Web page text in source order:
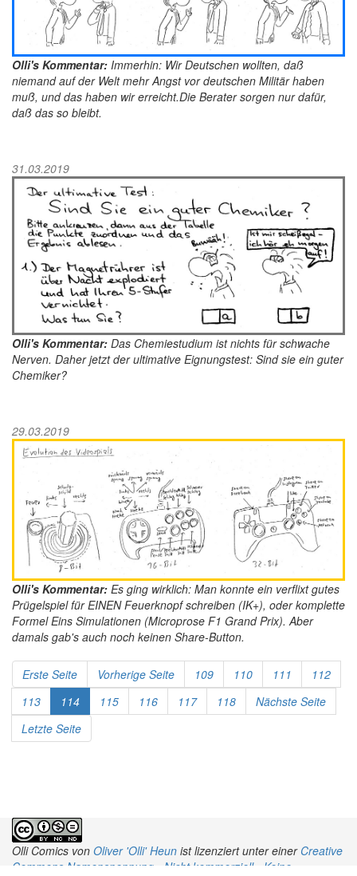
Olli's Kommentar: Immerhin: Wir Deutschen wollten, daß
niemand auf der Welt mehr Angst vor deutschen Militär haben
muß, und das haben wir erreicht.Die Berater sorgen nur dafür,
daß das so bleibt.
31.03.2019
Olli's Kommentar: Das Chemiestudium ist nichts für schwache
Nerven. Daher jetzt der ultimative Eignungstest: Sind sie ein guter
Chemiker?
29.03.2019
Olli's Kommentar: Es ging wirklich: Man konnte ein verflixt gutes
Prügelspiel für EINEN Feuerknopf schreiben (IK+), oder komplette
Formel Eins Simulationen (Microprose F1 Grand Prix). Aber
damals gab's auch noch keinen Share-Button.
Erste Seite Vorherige Seite 109 110 111
112
113
114 115 116 117 118
Nächste Seite
Letzte Seite
Olli Comics von Oliver 'Olli' Heun ist lizenziert unter einer Creative
Commons Namensnennung - Nicht kommerziell - Keine